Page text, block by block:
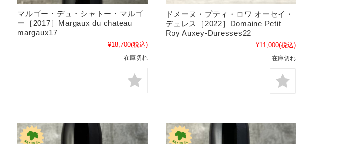
マルゴー・デュ・シャトー・マルゴ
ー［2017］Margaux du chateau
margaux17
¥18,700(税込)
在庫切れ
ドメーヌ・プティ・ロワ オーセイ・
デュレス［2022］Domaine Petit
Roy Auxey-Duresses22
¥11,000(税込)
在庫切れ